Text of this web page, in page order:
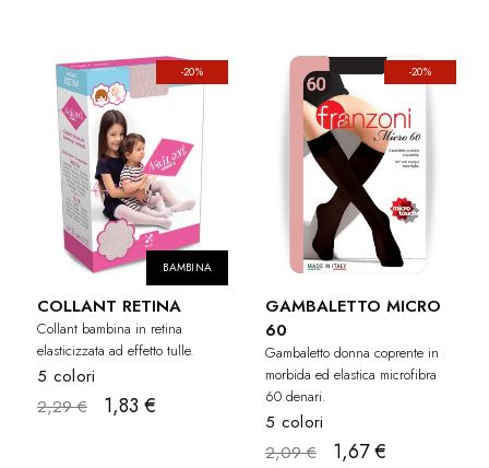
-20%
BAMBINA
COLLANT RETINA
Collant bambina in retina
elasticizzata ad effetto tulle.
5 colori
2,29 €
1,83 €
-20%
GAMBALETTO MICRO
60
Gambaletto donna coprente in
morbida ed elastica microfibra
60 denari.
5 colori
2,09 €
1,67 €